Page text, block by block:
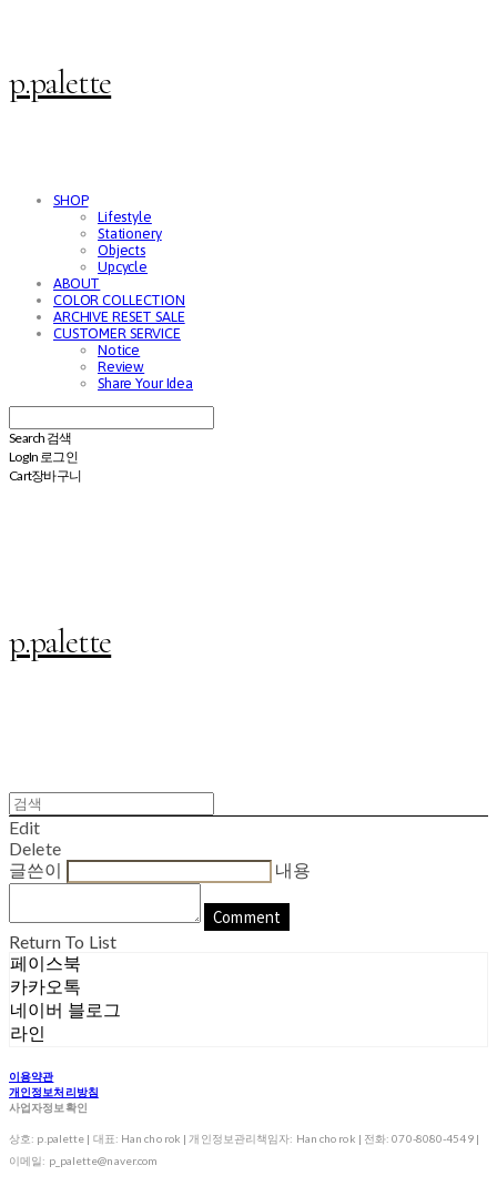
p.palette
SHOP
Lifestyle
Stationery
Objects
Upcycle
ABOUT
COLOR COLLECTION
ARCHIVE RESET SALE
CUSTOMER SERVICE
Notice
Review
Share Your Idea
Search 검색
Log In 로그인
Cart장바구니
p.palette
Edit
Delete
글쓴이
내용
Comment
Return To List
페이스북
카카오톡
네이버 블로그
라인
이용약관
개인정보처리방침
사업자정보확인
상호: p.palette | 대표: Han cho rok | 개인정보관리책임자: Han cho rok | 전화: 070-8080-4549 |
이메일: p_palette@naver.com